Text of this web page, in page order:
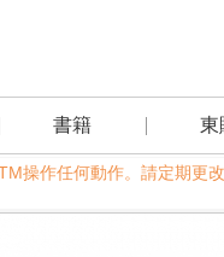
書籍 東
動作。請定期更改密碼，以